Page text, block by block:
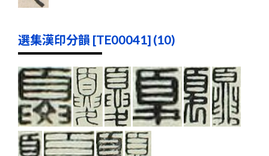
選集漢印分韻 [TE00041] (10)